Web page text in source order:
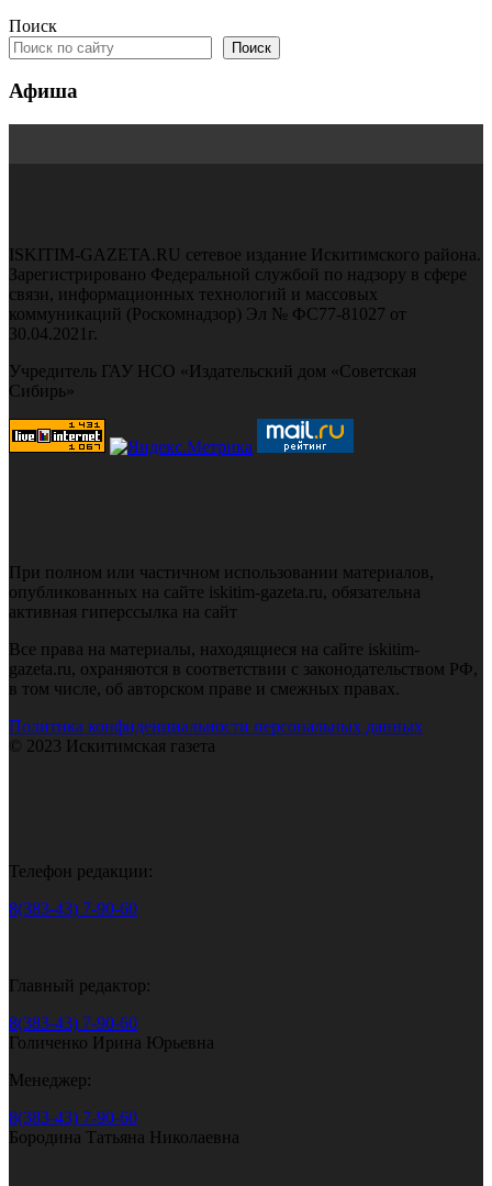
Поиск
Поиск
Афиша
ISKITIM-GAZETA.RU сетевое издание Искитимского района.
Зарегистрировано Федеральной службой по надзору в сфере
связи, информационных технологий и массовых
коммуникаций (Роскомнадзор) Эл № ФС77-81027 от
30.04.2021г.
Учредитель ГАУ НСО «Издательский дом «Советская
Сибирь»
При полном или частичном использовании материалов,
опубликованных на сайте iskitim-gazeta.ru, обязательна
активная гиперссылка на сайт
Все права на материалы, находящиеся на сайте iskitim-
gazeta.ru, охраняются в соответствии с законодательством РФ,
в том числе, об авторском праве и смежных правах.
Политика конфиденциальности персональных данных
© 2023 Искитимская газета
Телефон редакции:
8(383-43) 7-90-60
Главный редактор:
8(383-43) 7-90-60
Голиченко Ирина Юрьевна
Менеджер:
8(383-43) 7-90-60
Бородина Татьяна Николаевна